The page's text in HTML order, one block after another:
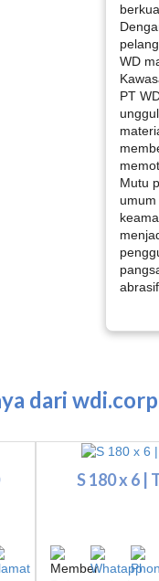
WD
PT
Mutu
dari
S 180 x 6 |